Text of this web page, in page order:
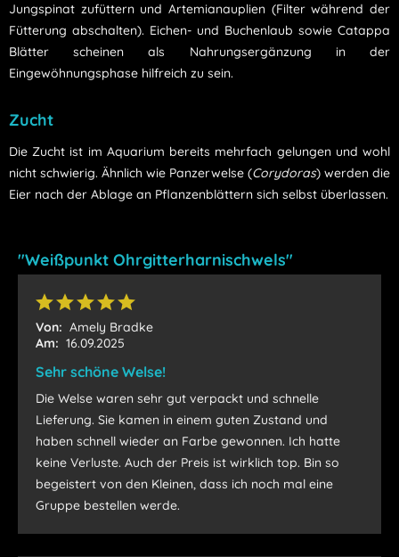
Jungspinat zufüttern und Artemianauplien (Filter während der
Fütterung abschalten). Eichen- und Buchenlaub sowie Catappa
Blätter scheinen als Nahrungsergänzung in der
Eingewöhnungsphase hilfreich zu sein.
Zucht
Die Zucht ist im Aquarium bereits mehrfach gelungen und wohl
nicht schwierig. Ähnlich wie Panzerwelse (Corydoras) werden die
Eier nach der Ablage an Pflanzenblättern sich selbst überlassen.
"Weißpunkt Ohrgitterharnischwels"
Von: Amely Bradke
Am: 16.09.2025
Sehr schöne Welse!
Die Welse waren sehr gut verpackt und schnelle
Lieferung. Sie kamen in einem guten Zustand und
haben schnell wieder an Farbe gewonnen. Ich hatte
keine Verluste. Auch der Preis ist wirklich top. Bin so
begeistert von den Kleinen, dass ich noch mal eine
Gruppe bestellen werde.